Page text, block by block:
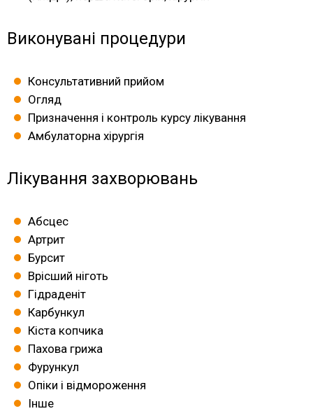
Виконувані процедури
Консультативний прийом
Огляд
Призначення і контроль курсу лікування
Амбулаторна хірургія
Лікування захворювань
Абсцес
Артрит
Бурсит
Врісший ніготь
Гідраденіт
Карбункул
Кіста копчика
Пахова грижа
Фурункул
Опіки і відмороження
Інше